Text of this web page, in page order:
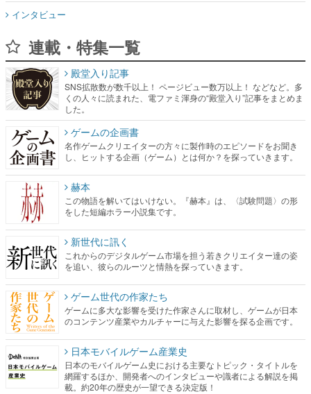
インタビュー
連載・特集一覧
殿堂入り記事
SNS拡散数が数千以上！ ページビュー数万以上！ などなど。多
くの人々に読まれた、電ファミ渾身の“殿堂入り”記事をまとめま
した。
ゲームの企画書
名作ゲームクリエイターの方々に製作時のエピソードをお聞き
し、ヒットする企画（ゲーム）とは何か？を探っていきます。
赫本
この物語を解いてはいけない。『赫本』は、〈試験問題〉の形
をした短編ホラー小説集です。
新世代に訊く
これからのデジタルゲーム市場を担う若きクリエイター達の姿
を追い、彼らのルーツと情熱を探っていきます。
ゲーム世代の作家たち
ゲームに多大な影響を受けた作家さんに取材し、ゲームが日本
のコンテンツ産業やカルチャーに与えた影響を探る企画です。
日本モバイルゲーム産業史
日本のモバイルゲーム史における主要なトピック・タイトルを
網羅するほか、開発者へのインタビューや識者による解説を掲
載。約20年の歴史が一望できる決定版！